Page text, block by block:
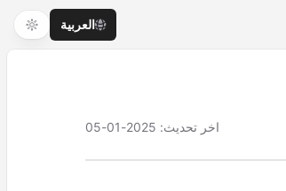
العربية
اخر تحديث:
2025-01-05